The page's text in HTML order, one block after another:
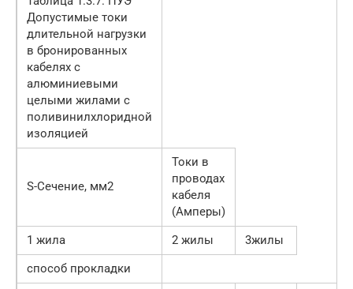
Допустимые токи
длительной нагрузки
в бронированных
кабелях с
алюминиевыми
целыми жилами с
поливинилхлоридной
изоляцией
S-Сечение, мм2
Токи в
проводах
кабеля
(Амперы)
1 жила
2 жилы
3жилы
способ прокладки